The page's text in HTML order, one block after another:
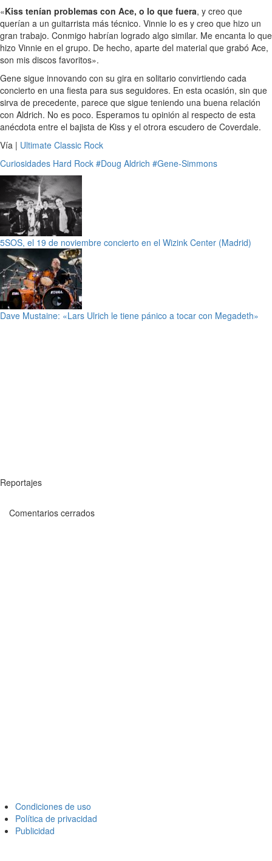
«Kiss tenían problemas con Ace, o lo que fuera, y creo que
querían a un guitarrista más técnico. Vinnie lo es y creo que hizo un
gran trabajo. Conmigo habrían logrado algo similar. Me encanta lo que
hizo Vinnie en el grupo. De hecho, aparte del material que grabó Ace,
son mis discos favoritos».
Gene sigue innovando con su gira en solitario convirtiendo cada
concierto en una fiesta para sus seguidores. En esta ocasión, sin que
sirva de precedente, parece que sigue teniendo una buena relación
con Aldrich. No es poco. Esperamos tu opinión al respecto de esta
anécdota entre el bajista de Kiss y el otrora escudero de Coverdale.
Vía | Ultimate Classic Rock
Curiosidades Hard Rock #Doug Aldrich #Gene-Simmons
5SOS, el 19 de noviembre concierto en el Wizink Center (Madrid)
Dave Mustaine: «Lars Ulrich le tiene pánico a tocar con Megadeth»
Reportajes
Comentarios cerrados
Condiciones de uso
Política de privacidad
Publicidad